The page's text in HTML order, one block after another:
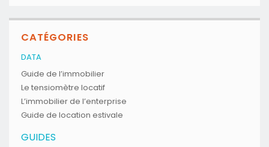
CATÉGORIES
DATA
Guide de l’immobilier
Le tensiomètre locatif
L’immobilier de l’enterprise
Guide de location estivale
GUIDES